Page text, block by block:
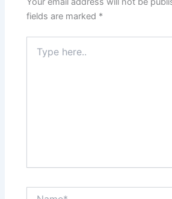
fields are marked *
here..